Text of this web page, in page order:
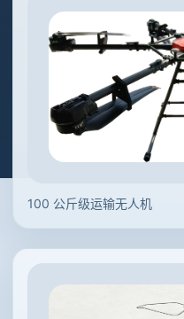
100 公斤级运输无人机